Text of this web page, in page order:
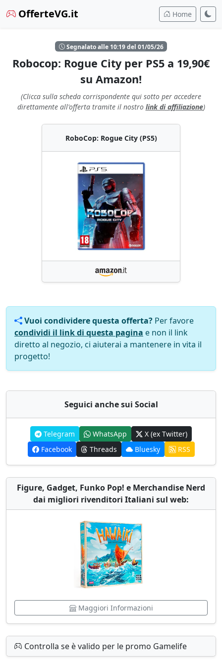
OfferteVG.it Home
Segnalato alle 10:19 del 01/05/26
Robocop: Rogue City per PS5 a 19,90€
su Amazon!
(Clicca sulla scheda corrispondente qui sotto per accedere
direttamente all'offerta tramite il nostro link di affiliazione)
RoboCop: Rogue City (PS5)
Vuoi condividere questa offerta? Per favore
condividi il link di questa pagina e non il link
diretto al negozio, ci aiuterai a mantenere in vita il
progetto!
Seguici anche sui Social
Telegram WhatsApp
X (ex Twitter)
Facebook
Threads Bluesky RSS
Figure, Gadget, Funko Pop! e Merchandise Nerd
dai migliori rivenditori Italiani sul web:
Maggiori Informazioni
Controlla se è valido per le promo Gamelife